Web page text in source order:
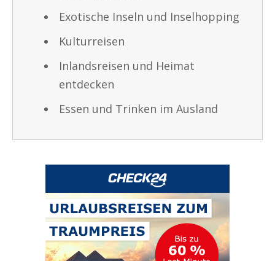
Exotische Inseln und Inselhopping
Kulturreisen
Inlandsreisen und Heimat
entdecken
Essen und Trinken im Ausland